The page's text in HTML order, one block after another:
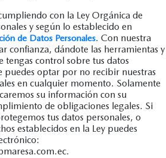
con la Ley Orgánica de
y según lo establecido en
de Datos Personales. Con nuestra
confianza, dándote las herramientas y
tengas control sobre tus datos
puedes optar por no recibir nuestras
en cualquier momento. Solamente
su información con su
de obligaciones legales. Si
tus datos personales, o
establecidos en la Ley puedes